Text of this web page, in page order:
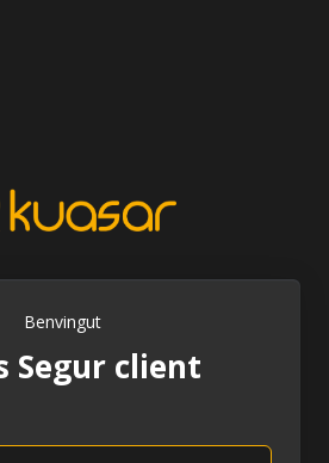
Benvingut
Segur client